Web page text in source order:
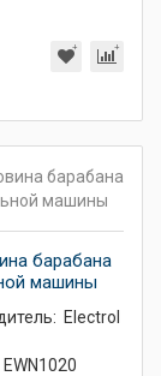
барабана
машины
Electrol
EWN1020